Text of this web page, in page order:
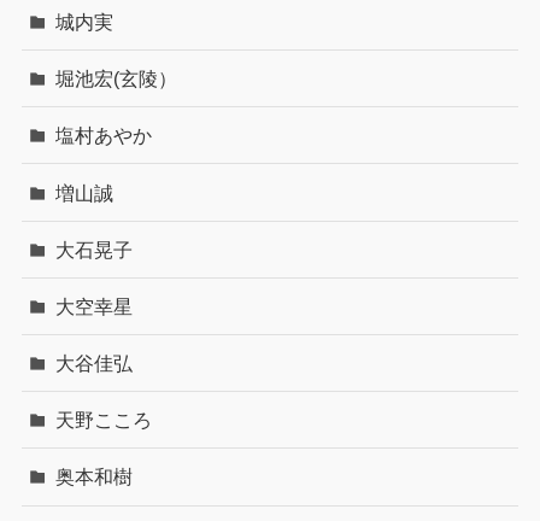
城内実
堀池宏(玄陵）
塩村あやか
増山誠
大石晃子
大空幸星
大谷佳弘
天野こころ
奥本和樹